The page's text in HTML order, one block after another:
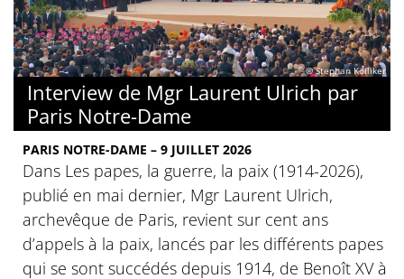
© Stephan Kölliker
Interview de Mgr Laurent Ulrich par
Paris Notre-Dame
PARIS NOTRE-DAME – 9 JUILLET 2026
Dans Les papes, la guerre, la paix (1914-2026),
publié en mai dernier, Mgr Laurent Ulrich,
archevêque de Paris, revient sur cent ans
d’appels à la paix, lancés par les différents papes
qui se sont succédés depuis 1914, de Benoît XV à